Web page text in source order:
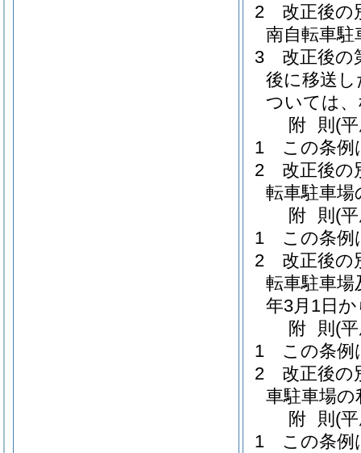
2
改正後の
南自転車駐
3
改正後の
後に移送
ついては
附 則 (
1
この条例
2
改正後の
転車駐車場
附 則 (
1
この条例
2
改正後の
転車駐車場
年3月1日
附 則 (
1
この条例
2
改正後の
車駐車場
附 則 (
1
この条例